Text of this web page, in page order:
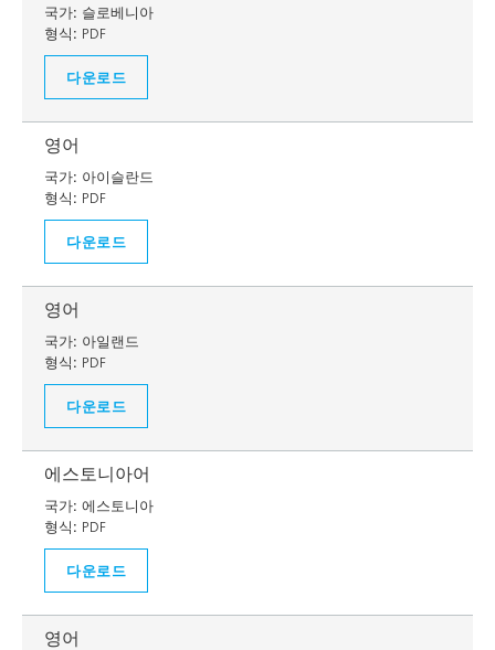
국가: 슬로베니아
형식: PDF
다운로드
영어
국가: 아이슬란드
형식: PDF
다운로드
영어
국가: 아일랜드
형식: PDF
다운로드
에스토니아어
국가: 에스토니아
형식: PDF
다운로드
영어